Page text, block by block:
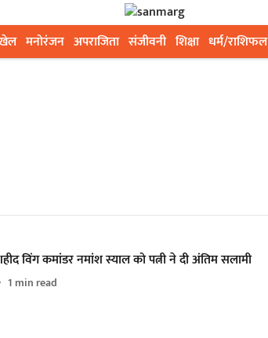
मनोरंजन अपराजिता संजीवनी शिक्षा धर्म/राशिफल
विंग कमांडर नमांश स्याल को पत्नी ने दी अंतिम सलामी
1 min read